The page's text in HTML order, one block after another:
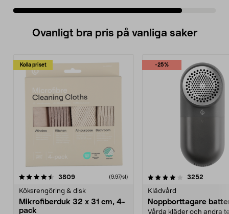
Ovanligt bra pris på vanliga saker
Kolla priset
3809recensioner (9,97/st)
Köksrengöring & disk
Mikrofiberduk 32 x 31 cm, 4-
pack
-25%
4.0av 5 stjärnor 3252
Klädvård
Noppborttagare
Vårda kläder och andra
4.5av 5 stjärnor